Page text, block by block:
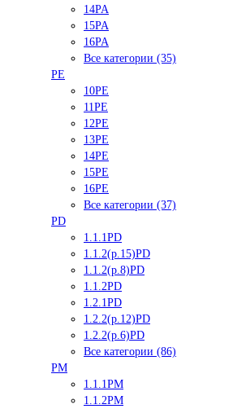
14PA
15PA
16PA
Все категории (35)
PE
10PE
11PE
12PE
13PE
14PE
15PE
16PE
Все категории (37)
PD
1.1.1PD
1.1.2(р.15)PD
1.1.2(р.8)PD
1.1.2PD
1.2.1PD
1.2.2(р.12)PD
1.2.2(р.6)PD
Все категории (86)
PM
1.1.1PM
1.1.2PM